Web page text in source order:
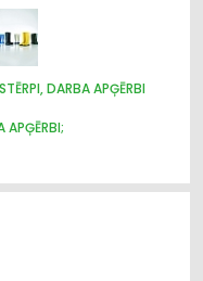
DARBA APĢĒRBI
APĢĒRBI;